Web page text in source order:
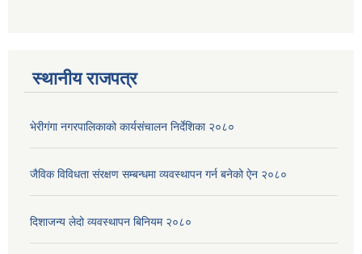
स्थानीय राजपत्र
भेरीगंगा नगरपालिकाको कार्यसंचालन निर्देशिका २०८०
जैविक विविधता संरक्षण सम्बन्धमा व्यवस्थापन गर्न बनेको ऐन २०८०
दिशाजन्य लेदो व्यवस्थापन बिनियम २०८०